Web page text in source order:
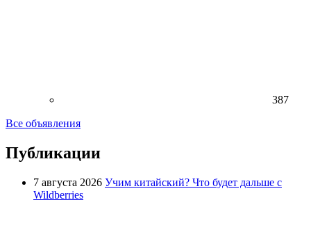
387
Все объявления
Публикации
7 августа 2026 Учим китайский? Что будет дальше с
Wildberries